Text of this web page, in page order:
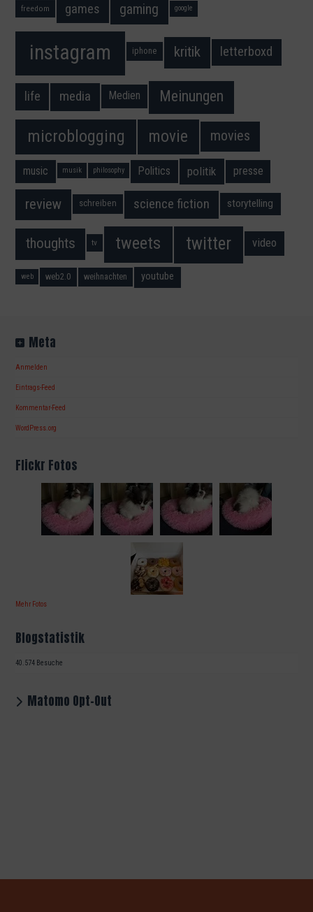
freedom games gaming google
instagram iphone kritik letterboxd
life media Medien Meinungen
microblogging movie movies
music musik philosophy Politics politik presse
review schreiben science fiction storytelling
thoughts tv tweets twitter video
web web2.0 weihnachten youtube
Meta
Anmelden
Eintrags-Feed
Kommentar-Feed
WordPress.org
Flickr Fotos
Mehr Fotos
Blogstatistik
40.574 Besuche
Matomo Opt-Out